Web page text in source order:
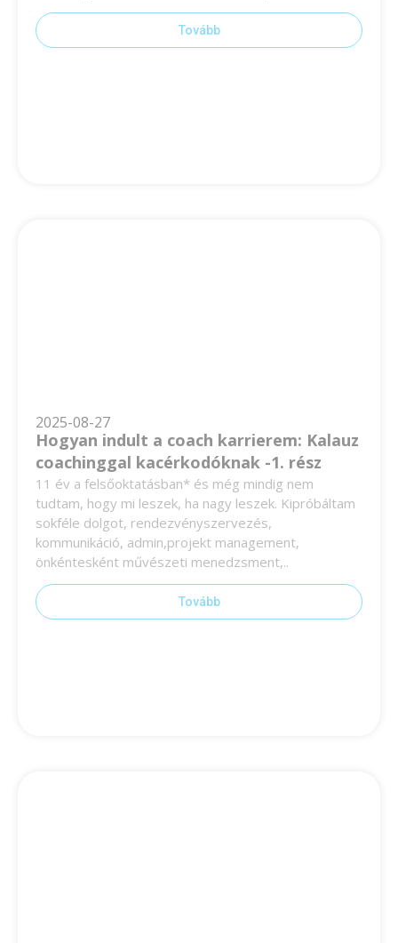
Tovább
2025-08-27
Hogyan indult a coach karrierem: Kalauz
coachinggal kacérkodóknak -1. rész
11 év a felsőoktatásban* és még mindig nem
tudtam, hogy mi leszek, ha nagy leszek. Kipróbáltam
sokféle dolgot, rendezvényszervezés,
kommunikáció, admin,projekt management,
önkéntesként művészeti menedzsment,..
Tovább